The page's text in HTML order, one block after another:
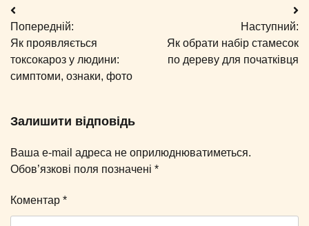
Навігація
записів
Попередній:
Як проявляється
токсокароз у людини:
симптоми, ознаки, фото
Наступний:
Як обрати набір стамесок
по дереву для початківця
Залишити відповідь
Ваша e-mail адреса не оприлюднюватиметься.
Обов’язкові поля позначені *
Коментар *